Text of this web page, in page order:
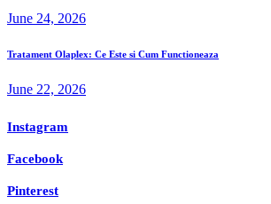
June 24, 2026
Tratament Olaplex: Ce Este si Cum Functioneaza
June 22, 2026
Instagram
Facebook
Pinterest